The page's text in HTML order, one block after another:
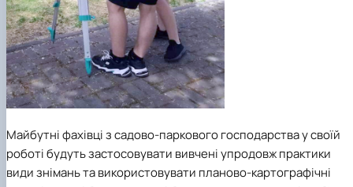
Майбутні фахівці з садово-паркового господарства у своїй
роботі будуть застосовувати вивчені упродовж практики
види знімань та використовувати планово-картографічні